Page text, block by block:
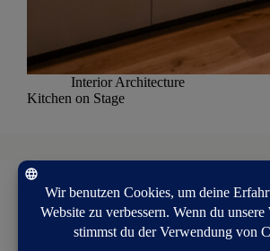
Interior Architecture
Kitchen on Stage